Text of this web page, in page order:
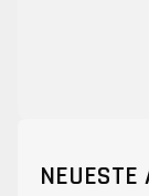
NEUESTE